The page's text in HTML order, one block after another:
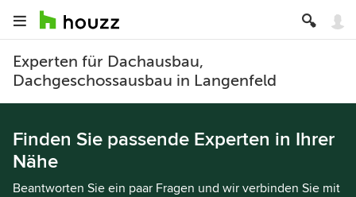
Experten für Dachausbau,
Dachgeschossausbau in Langenfeld
Finden Sie passende Experten in Ihrer
Nähe
Beantworten Sie ein paar Fragen und wir verbinden Sie mit